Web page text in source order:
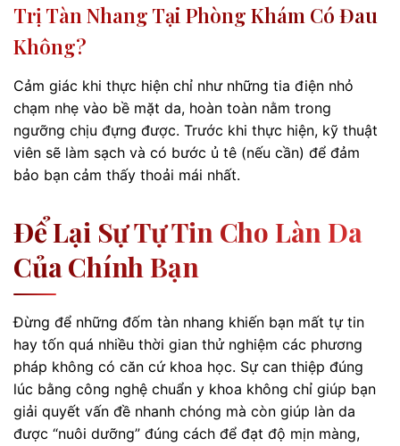
Trị Tàn Nhang Tại Phòng Khám Có Đau
Không?
Cảm giác khi thực hiện chỉ như những tia điện nhỏ
chạm nhẹ vào bề mặt da, hoàn toàn nằm trong
ngưỡng chịu đựng được. Trước khi thực hiện, kỹ thuật
viên sẽ làm sạch và có bước ủ tê (nếu cần) để đảm
bảo bạn cảm thấy thoải mái nhất.
Để Lại Sự Tự Tin Cho Làn Da
Của Chính Bạn
Đừng để những đốm tàn nhang khiến bạn mất tự tin
hay tốn quá nhiều thời gian thử nghiệm các phương
pháp không có căn cứ khoa học. Sự can thiệp đúng
lúc bằng công nghệ chuẩn y khoa không chỉ giúp bạn
giải quyết vấn đề nhanh chóng mà còn giúp làn da
được “nuôi dưỡng” đúng cách để đạt độ mịn màng,